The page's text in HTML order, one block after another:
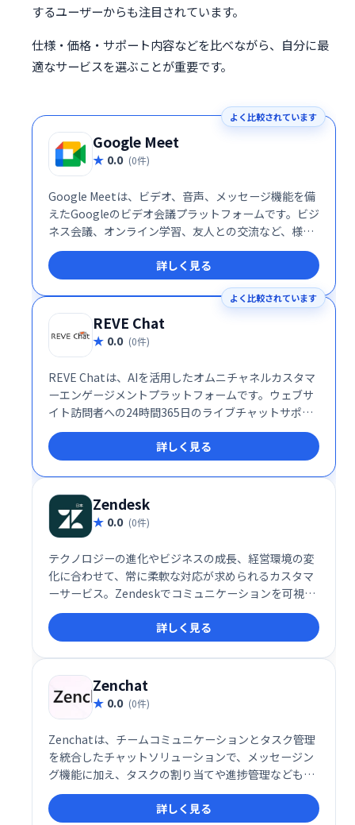
するユーザーからも注目されています。
仕様・価格・サポート内容などを比べながら、自分に最
適なサービスを選ぶことが重要です。
よく比較されています
Google Meet
0.0 (0件)
Google Meetは、ビデオ、音声、メッセージ機能を備
えたGoogleのビデオ会議プラットフォームです。ビジ
ネス会議、オンライン学習、友人との交流など、様々
なシーンで活用できます。シンプルで高機能なインタ
ーフェースで、スムーズなコミュニケーションを実
現。場所を選ばず、チームや仲間と簡単に繋がること
を可能にします。 無料プランから利用でき、ビジネス
ニーズにも対応する柔軟性も魅力です。
詳しく見る
よく比較されています
REVE Chat
0.0 (0件)
REVE Chatは、AIを活用したオムニチャネルカスタマ
ーエンゲージメントプラットフォームです。ウェブサ
イト訪問者への24時間365日のライブチャットサポー
トを提供し、リード獲得と販売促進を支援します。AI
による効率的な対応と人間らしいサポートを両立し、
顧客エンゲージメントの向上を実現します。
詳しく見る
Zendesk
0.0 (0件)
テクノロジーの進化やビジネスの成長、経営環境の変
化に合わせて、常に柔軟な対応が求められるカスタマ
ーサービス。Zendeskでコミュニケーションを可視化
し、お客様の期待値を超える体験を届けませんか？
詳しく見る
Zenchat
0.0 (0件)
Zenchatは、チームコミュニケーションとタスク管理
を統合したチャットソリューションで、メッセージン
グ機能に加え、タスクの割り当てや進捗管理なども一
元化します。
詳しく見る